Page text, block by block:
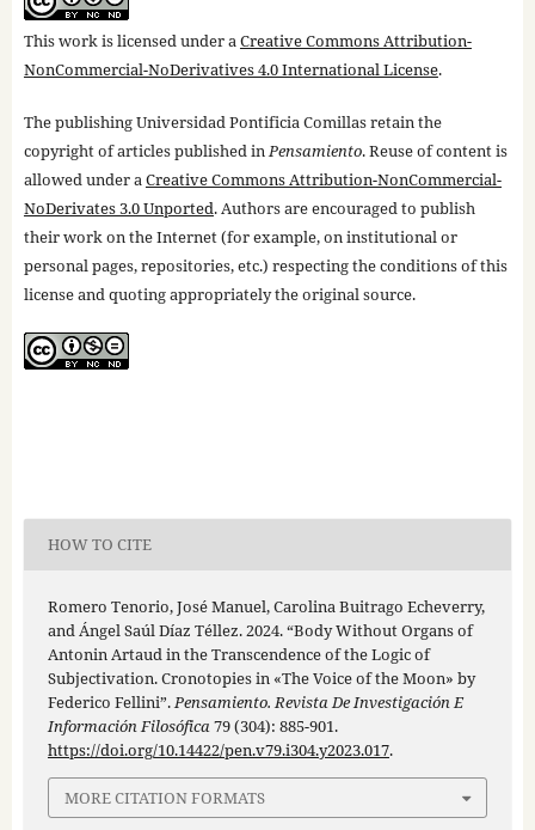
This work is licensed under aCreative Commons Attribution-
NonCommercial-NoDerivatives 4.0 International License.
The publishing Universidad Pontificia Comillas retain the
copyright of articles published inPensamiento. Reuse of content is
allowed under aCreative Commons Attribution-NonCommercial-
NoDerivates 3.0 Unported. Authors are encouraged to publish
their work on the Internet (for example, on institutional or
personal pages, repositories, etc.) respecting the conditions of this
license and quoting appropriately the original source.
HOW TO CITE
Romero Tenorio, José Manuel, Carolina Buitrago Echeverry,
and Ángel Saúl Díaz Téllez. 2024. “Body Without Organs of
Antonin Artaud in the Transcendence of the Logic of
Subjectivation. Cronotopies in «The Voice of the Moon» by
Federico Fellini”.Pensamiento. Revista De Investigación E
Información Filosófica79 (304): 885-901.
https://doi.org/10.14422/pen.v79.i304.y2023.017.
MORE CITATION FORMATS